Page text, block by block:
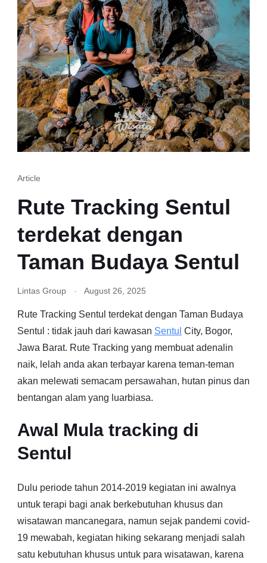
Article
Rute Tracking Sentul
terdekat dengan
Taman Budaya Sentul
Lintas Group August 26, 2025
Rute Tracking Sentul terdekat dengan Taman Budaya
Sentul : tidak jauh dari kawasan Sentul City, Bogor,
Jawa Barat. Rute Tracking yang membuat adenalin
naik, lelah anda akan terbayar karena teman-teman
akan melewati semacam persawahan, hutan pinus dan
bentangan alam yang luarbiasa.
Awal Mula tracking di
Sentul
Dulu periode tahun 2014-2019 kegiatan ini awalnya
untuk terapi bagi anak berkebutuhan khusus dan
wisatawan mancanegara, namun sejak pandemi covid-
19 mewabah, kegiatan hiking sekarang menjadi salah
satu kebutuhan khusus untuk para wisatawan, karena